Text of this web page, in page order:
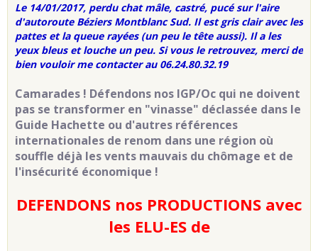
Le 14/01/2017, perdu chat mâle, castré, pucé sur l'aire
d'autoroute Béziers Montblanc Sud. Il est gris clair avec les
pattes et la queue rayées (un peu le tête aussi). Il a les
yeux bleus et louche un peu. Si vous le retrouvez, merci de
bien vouloir me contacter au 06.24.80.32.19
Camarades ! Défendons nos IGP/Oc qui ne doivent
pas se transformer en "vinasse" déclassée dans le
Guide Hachette ou d'autres références
internationales de renom dans une région où
souffle déjà les vents mauvais du chômage et de
l'insécurité économique !
DEFENDONS nos PRODUCTIONS avec
les ELU-ES de